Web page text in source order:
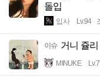
돌입
입사 Lv.94
이슈 거니 쥴
MINUKE